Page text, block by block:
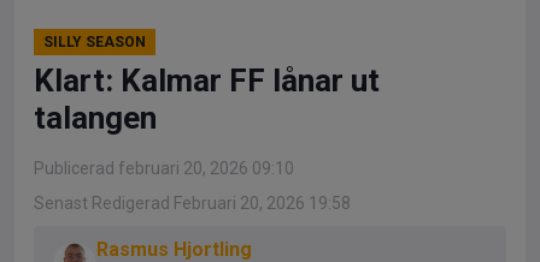
SILLY SEASON
Klart: Kalmar FF lånar ut
talangen
Publicerad februari 20, 2026 09:10
Senast Redigerad Februari 20, 2026 19:58
Rasmus Hjortling